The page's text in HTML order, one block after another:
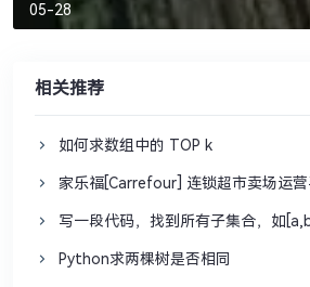
05-28
相关推荐
如何求数组中的 TOP k
家乐福[Carrefour] 连锁超市卖场运
写一段代码，找到所有子集合，如
Python求两棵树是否相同